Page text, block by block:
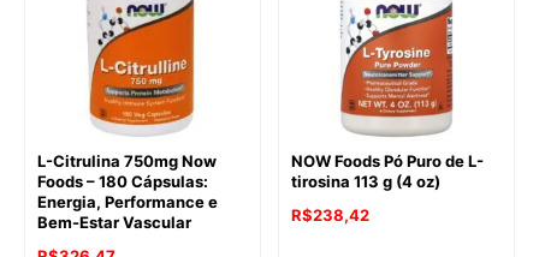
L-Citrulina 750mg Now
Foods – 180 Cápsulas:
Energia, Performance e
Bem-Estar Vascular
NOW Foods Pó Puro de L-
tirosina 113 g (4 oz)
R$238,42